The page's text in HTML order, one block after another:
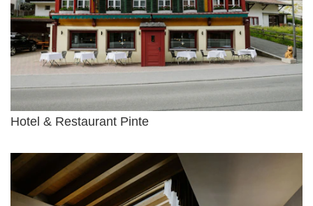
Hotel & Restaurant Pinte